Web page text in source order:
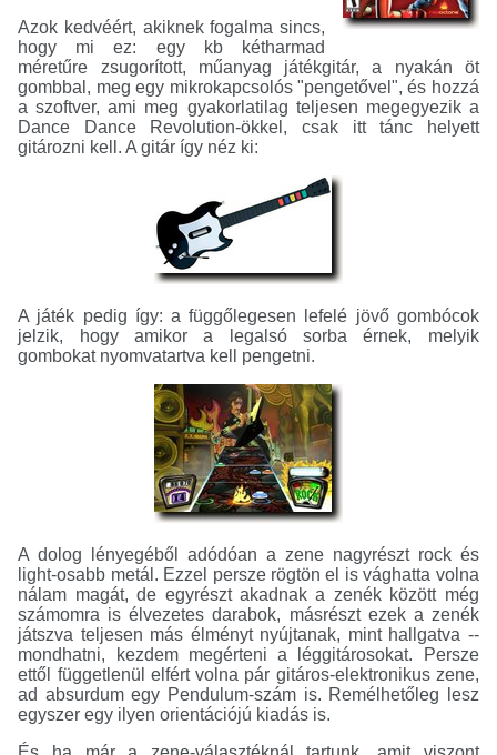
Azok kedvéért, akiknek fogalma sincs,
hogy mi ez: egy kb kétharmad
méretűre zsugorított, műanyag játékgitár, a nyakán öt
gombbal, meg egy mikrokapcsolós "pengetővel", és hozzá
a szoftver, ami meg gyakorlatilag teljesen megegyezik a
Dance Dance Revolution-ökkel, csak itt tánc helyett
gitározni kell. A gitár így néz ki:
A játék pedig így: a függőlegesen lefelé jövő gombócok
jelzik, hogy amikor a legalsó sorba érnek, melyik
gombokat nyomvatartva kell pengetni.
A dolog lényegéből adódóan a zene nagyrészt rock és
light-osabb metál. Ezzel persze rögtön el is vághatta volna
nálam magát, de egyrészt akadnak a zenék között még
számomra is élvezetes darabok, másrészt ezek a zenék
játszva teljesen más élményt nyújtanak, mint hallgatva --
mondhatni, kezdem megérteni a léggitárosokat. Persze
ettől függetlenül elfért volna pár gitáros-elektronikus zene,
ad absurdum egy Pendulum-szám is. Remélhetőleg lesz
egyszer egy ilyen orientációjú kiadás is.